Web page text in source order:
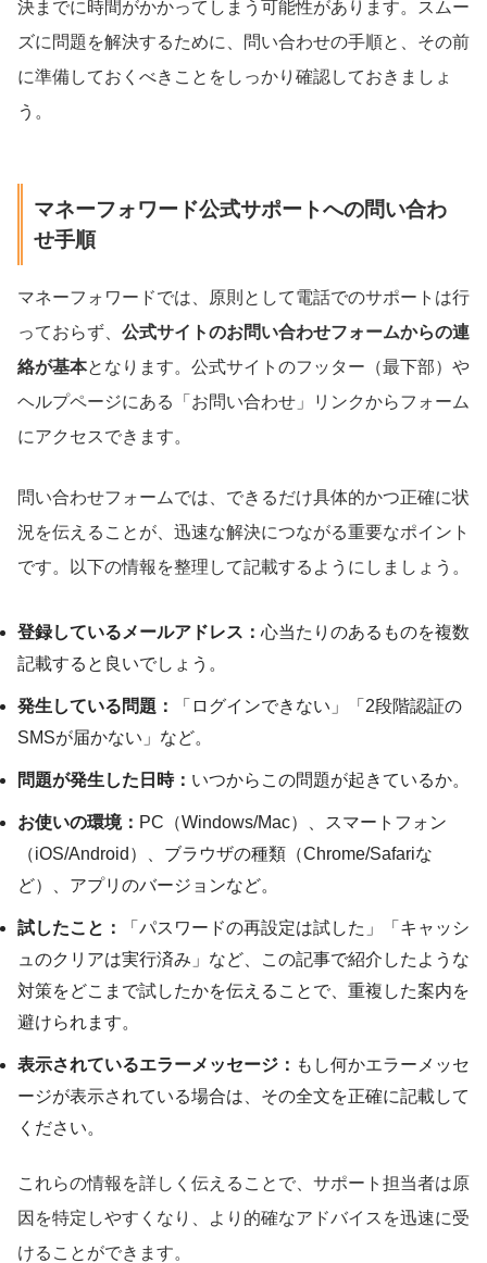
決までに時間がかかってしまう可能性があります。スムー
ズに問題を解決するために、問い合わせの手順と、その前
に準備しておくべきことをしっかり確認しておきましょ
う。
マネーフォワード公式サポートへの問い合わ
せ手順
マネーフォワードでは、原則として電話でのサポートは行
っておらず、 公式サイトのお問い合わせフォームからの連
絡が基本となります。公式サイトのフッター（最下部）や
ヘルプページにある「お問い合わせ」リンクからフォーム
にアクセスできます。
問い合わせフォームでは、できるだけ具体的かつ正確に状
況を伝えることが、迅速な解決につながる重要なポイント
です。以下の情報を整理して記載するようにしましょう。
登録しているメールアドレス： 心当たりのあるものを複数
記載すると良いでしょう。
発生している問題：
「ログインできない」「2段階認証の
SMSが届かない」など。
問題が発生した日時： いつからこの問題が起きているか。
お使いの環境： PC（Windows/Mac）、スマートフォン
（iOS/Android）、ブラウザの種類（Chrome/Safariな
ど）、アプリのバージョンなど。
試したこと：
「パスワードの再設定は試した」「キャッシ
ュのクリアは実行済み」など、この記事で紹介したような
対策をどこまで試したかを伝えることで、重複した案内を
避けられます。
表示されているエラーメッセージ： もし何かエラーメッセ
ージが表示されている場合は、その全文を正確に記載して
ください。
これらの情報を詳しく伝えることで、サポート担当者は原
因を特定しやすくなり、より的確なアドバイスを迅速に受
けることができます。